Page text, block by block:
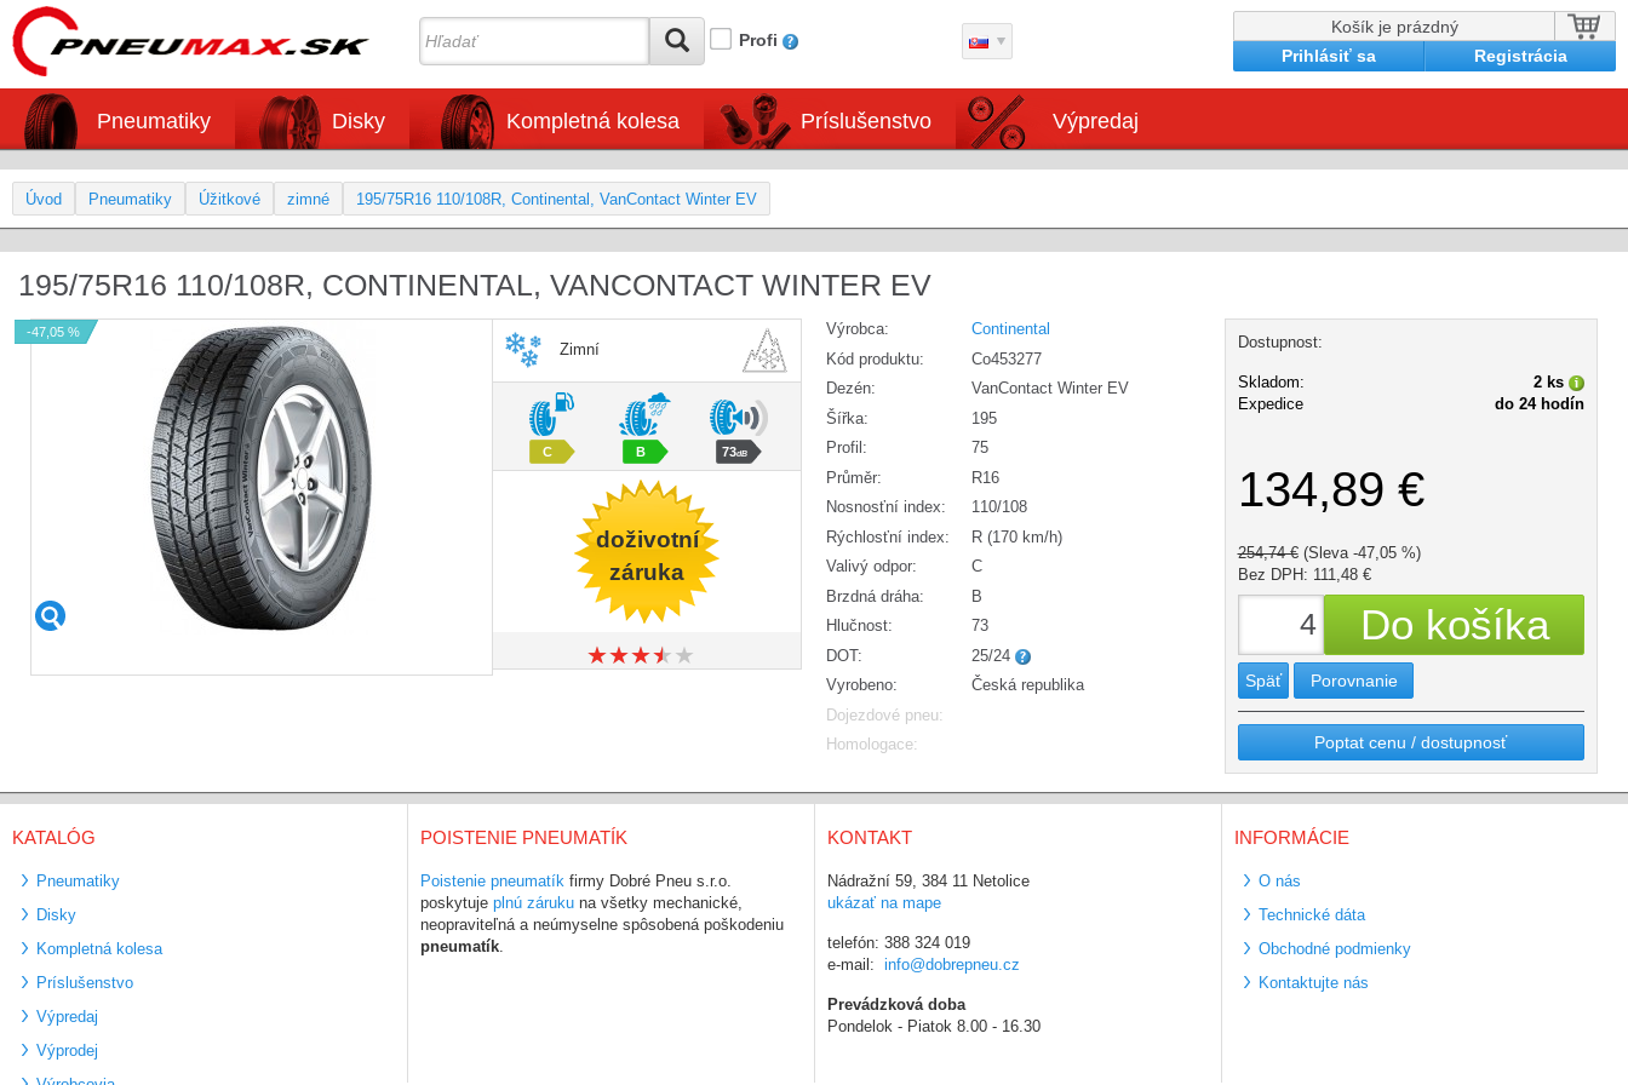
Profi
Košík je prázdný
Prihlásiť sa
Registrácia
Pneumatiky Disky Kompletná kolesa Príslušenstvo Výpredaj
Úvod Pneumatiky Úžitkové zimné 195/75R16 110/108R, Continental, VanContact Winter EV
195/75R16 110/108R, CONTINENTAL, VANCONTACT WINTER EV
-47,05 %
Zimní
C B 73dB
doživotní
záruka
★★★★★
★★★★★
Výrobca:
Continental
Kód produktu:
Co453277
Dezén:
VanContact Winter EV
Šířka:
195
Profil:
75
Průměr:
R16
Nosnosťní index:
110/108
Rýchlosťní index:
R (170 km/h)
Valivý odpor:
C
Brzdná dráha:
B
Hlučnost:
73
DOT:
25/24
Vyrobeno:
Česká republika
Dojezdové pneu:
Homologace:
Dostupnost:
Skladom:
2 ks
Expedice
do 24 hodín
134,89 €
254,74 € (Sleva -47,05 %)
Bez DPH: 111,48 €
Späť Porovnanie
Poptat cenu / dostupnosť
KATALÓG
Pneumatiky
Disky
Kompletná kolesa
Príslušenstvo
Výpredaj
Výprodej
POISTENIE PNEUMATÍK
Poistenie pneumatík firmy Dobré Pneu s.r.o.
poskytuje plnú záruku na všetky mechanické,
neopraviteľná a neúmyselne spôsobená poškodeniu
pneumatík.
KONTAKT
Nádražní 59, 384 11 Netolice
ukázať na mape
telefón: 388 324 019
e-mail: info@dobrepneu.cz
Prevádzková doba
Pondelok - Piatok 8.00 - 16.30
INFORMÁCIE
O nás
Technické dáta
Obchodné podmienky
Kontaktujte nás